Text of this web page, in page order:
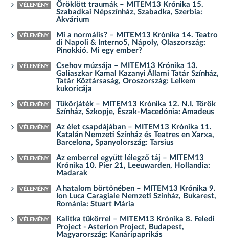
VÉLEMÉNY
Öröklött traumák – MITEM13 Krónika 15.
Szabadkai Népszínház, Szabadka, Szerbia:
Akvárium
VÉLEMÉNY
Mi a normális? – MITEM13 Krónika 14. Teatro
di Napoli & Interno5, Nápoly, Olaszország:
Pinokkió. Mi egy ember?
VÉLEMÉNY
Csehov múzsája – MITEM13 Krónika 13.
Galiaszkar Kamal Kazanyi Állami Tatár Színház,
Tatár Köztársaság, Oroszország: Lelkem
kukoricája
VÉLEMÉNY
Tükörjáték – MITEM13 Krónika 12. N.I. Török
Színház, Szkopje, Észak-Macedónia: Amadeus
VÉLEMÉNY
Az élet csapdájában – MITEM13 Krónika 11.
Katalán Nemzeti Színház és Teatres en Xarxa,
Barcelona, Spanyolország: Tarsius
VÉLEMÉNY
Az emberrel együtt lélegző táj – MITEM13
Krónika 10. Pier 21, Leeuwarden, Hollandia:
Madarak
VÉLEMÉNY
A hatalom börtönében – MITEM13 Krónika 9.
Ion Luca Caragiale Nemzeti Színház, Bukarest,
Románia: Stuart Mária
VÉLEMÉNY
Kalitka tükörrel – MITEM13 Krónika 8. Feledi
Project - Asterion Project, Budapest,
Magyarország: Kanáripaprikás